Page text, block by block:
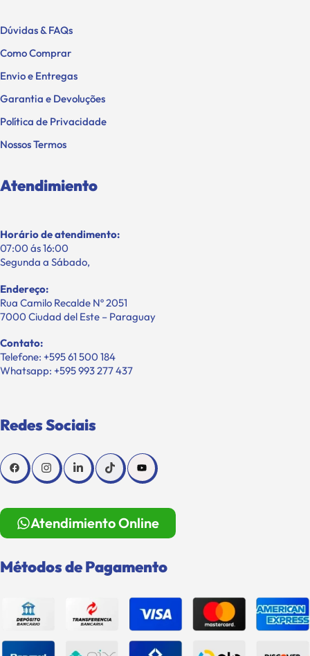
Dúvidas & FAQs
Como Comprar
Envio e Entregas
Garantia e Devoluções
Política de Privacidade
Nossos Termos
Atendimiento
Horário de atendimento:
07:00 ás 16:00
Segunda a Sábado,
Endereço:
Rua Camilo Recalde Nº 2051
7000 Ciudad del Este – Paraguay
Contato:
Telefone: +595 61 500 184
Whatsapp: +595 993 277 437
Redes Sociais
Atendimiento Online
Métodos de Pagamento